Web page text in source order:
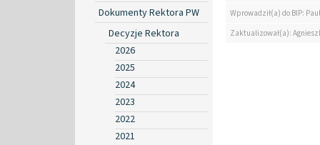
Dokumenty Rektora PW
Decyzje Rektora
2026
2025
2024
2023
2022
2021
Wprowadził(a) do BIP:
Zaktualizował(a):